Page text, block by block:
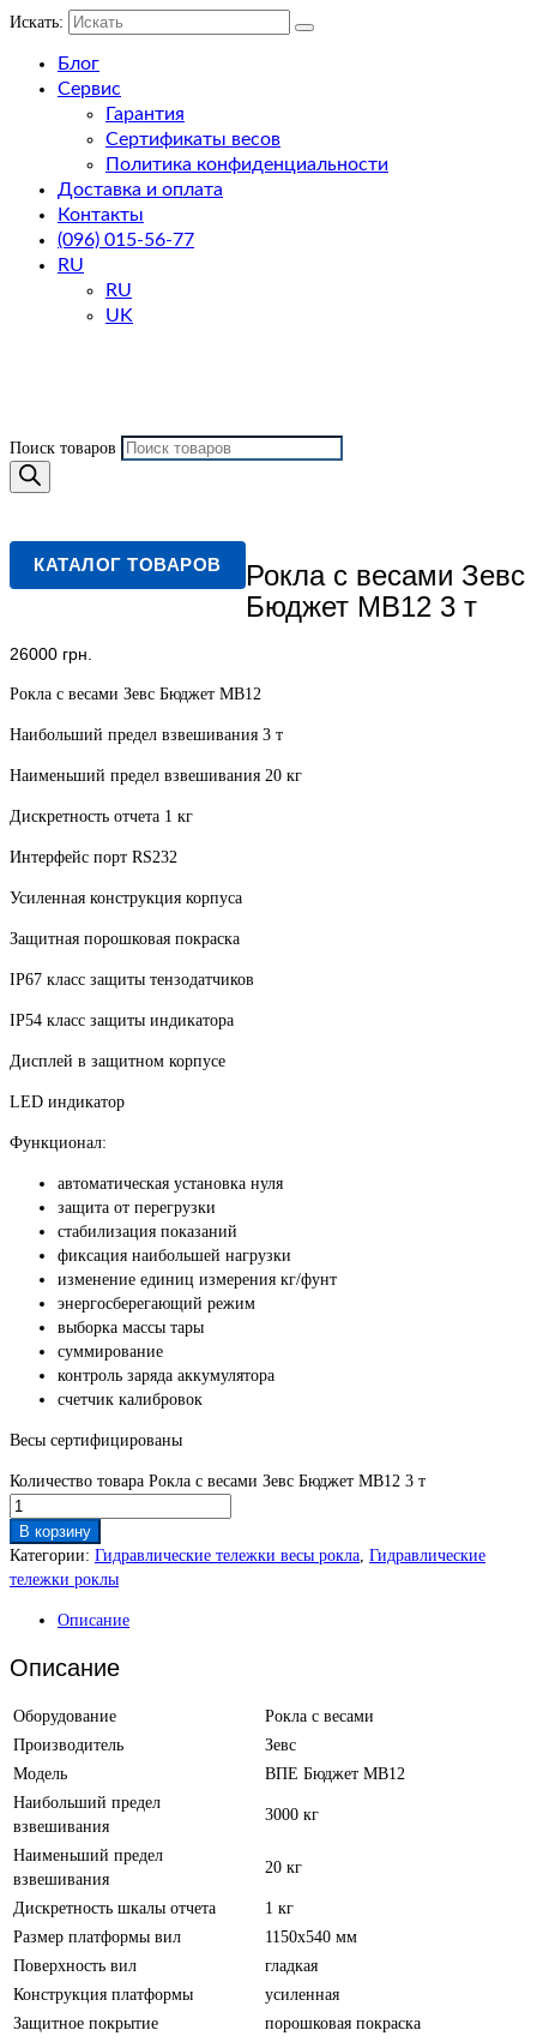
Искать:
Блог
Сервис
Гарантия
Сертификаты весов
Политика конфиденциальности
Доставка и оплата
Контакты
(096) 015-56-77
RU
RU
UK
Поиск товаров
КАТАЛОГ ТОВАРОВ
Рокла с весами Зевс
Бюджет МВ12 3 т
26000 грн.
Рокла с весами Зевс Бюджет МВ12
Наибольший предел взвешивания 3 т
Наименьший предел взвешивания 20 кг
Дискретность отчета 1 кг
Интерфейс порт RS232
Усиленная конструкция корпуса
Защитная порошковая покраска
IP67 класс защиты тензодатчиков
IP54 класс защиты индикатора
Дисплей в защитном корпусе
LED индикатор
Функционал:
автоматическая установка нуля
защита от перегрузки
стабилизация показаний
фиксация наибольшей нагрузки
изменение единиц измерения кг/фунт
энергосберегающий режим
выборка массы тары
суммирование
контроль заряда аккумулятора
счетчик калибровок
Весы сертифицированы
Количество товара Рокла с весами Зевс Бюджет МВ12 3 т
В корзину
Категории: Гидравлические тележки весы рокла, Гидравлические
тележки роклы
Описание
Описание
Оборудование
Рокла с весами
Производитель
Зевс
Модель
ВПЕ Бюджет МВ12
Наибольший предел
взвешивания
3000 кг
Наименьший предел
взвешивания
20 кг
Дискретность шкалы отчета
1 кг
Размер платформы вил
1150х540 мм
Поверхность вил
гладкая
Конструкция платформы
усиленная
Защитное покрытие
порошковая покраска